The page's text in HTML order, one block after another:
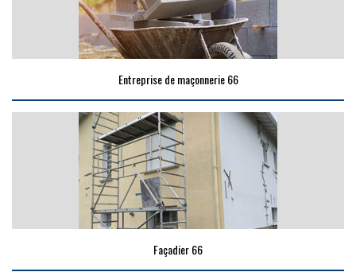
Entreprise de maçonnerie 66
Façadier 66